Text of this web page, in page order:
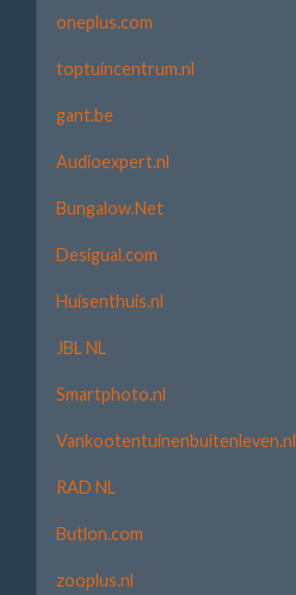
oneplus.com
toptuincentrum.nl
gant.be
Audioexpert.nl
Bungalow.Net
Desigual.com
Huisenthuis.nl
JBL NL
Smartphoto.nl
Vankootentuinenbuitenleven.nl
RAD NL
Butlon.com
zooplus.nl